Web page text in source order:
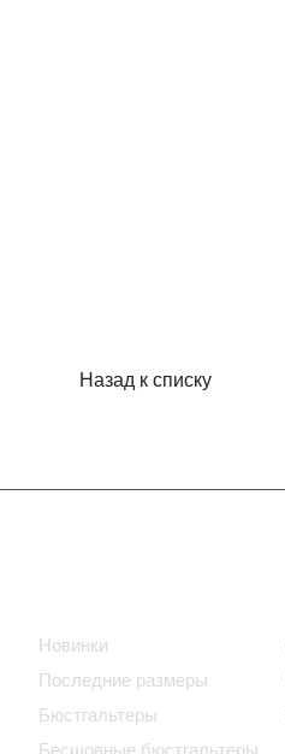
Назад к списку
Новинки
Последние размеры
Бюстгальтеры
Бесшовные бюстгальтеры